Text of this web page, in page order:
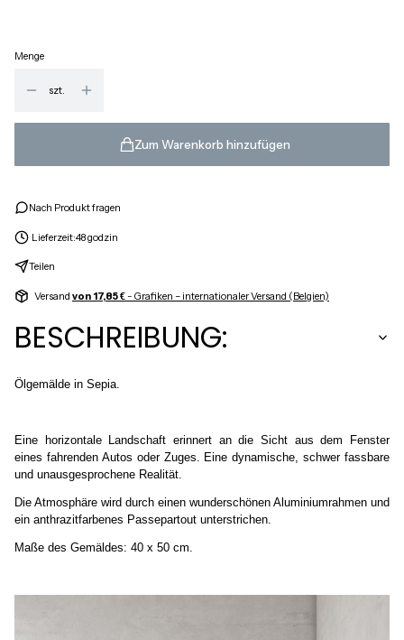
Menge
szt.
Zum Warenkorb hinzufügen
Nach Produkt fragen
Lieferzeit:48 godzin
Teilen
Versand von 17,85 €- Grafiken – internationaler Versand (Belgien)
BESCHREIBUNG:
Ölgemälde in Sepia.
Eine horizontale Landschaft erinnert an die Sicht aus dem Fenster
eines fahrenden Autos oder Zuges. Eine dynamische, schwer fassbare
und unausgesprochene Realität.
Die Atmosphäre wird durch einen wunderschönen Aluminiumrahmen und
ein anthrazitfarbenes Passepartout unterstrichen.
Maße des Gemäldes: 40 x 50 cm.